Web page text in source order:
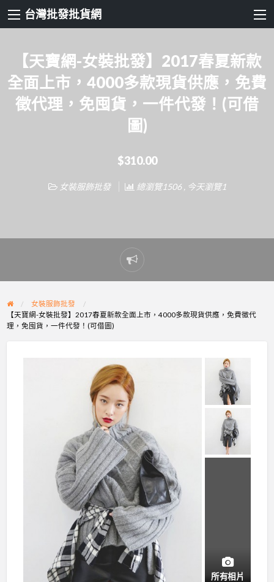
台灣批發批貨網
【天寶網-女裝批發】2017春夏新款
全面上市，4000多款現貨供應，免費
徵代理，免囤貨，一件代發！(可借
圖)
$310.00
女裝服飾批發 總瀏覽1506 , 今天瀏覽1
Report
problem
女裝服飾批發
【天寶網-女裝批發】2017春夏新款全面上市，4000多款現貨供應，免費徵代
理，免囤貨，一件代發！(可借圖)
所有相片